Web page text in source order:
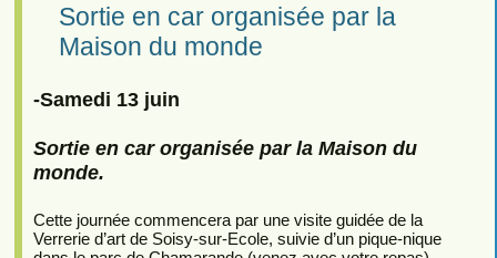
Sortie en car organisée par la
Maison du monde
-Samedi 13 juin
Sortie en car organisée par la Maison du
monde.
Cette journée commencera par une visite guidée de la
Verrerie d’art de Soisy-sur-Ecole, suivie d’un pique-nique